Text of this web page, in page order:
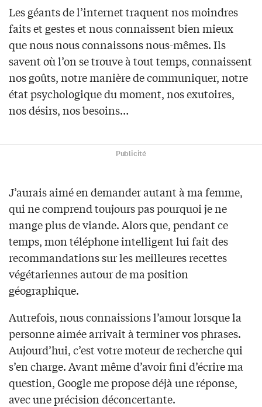
Les géants de l’internet traquent nos moindres
faits et gestes et nous connaissent bien mieux
que nous nous connaissons nous-mêmes. Ils
savent où l’on se trouve à tout temps, connaissent
nos goûts, notre manière de communiquer, notre
état psychologique du moment, nos exutoires,
nos désirs, nos besoins…
Publicité
J’aurais aimé en demander autant à ma femme,
qui ne comprend toujours pas pourquoi je ne
mange plus de viande. Alors que, pendant ce
temps, mon téléphone intelligent lui fait des
recommandations sur les meilleures recettes
végétariennes autour de ma position
géographique.
Autrefois, nous connaissions l’amour lorsque la
personne aimée arrivait à terminer vos phrases.
Aujourd’hui, c’est votre moteur de recherche qui
s’en charge. Avant même d’avoir fini d’écrire ma
question, Google me propose déjà une réponse,
avec une précision déconcertante.